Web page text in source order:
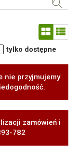
tylko dostępne
nie przyjmujemy
zamówień i
782